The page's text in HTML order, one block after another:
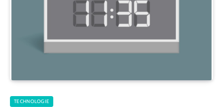
TECHNOLOGIE